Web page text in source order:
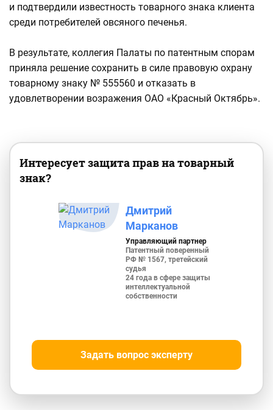
и подтвердили известность товарного знака клиента
среди потребителей овсяного печенья.
В результате, коллегия Палаты по патентным спорам
приняла решение сохранить в силе правовую охрану
товарному знаку № 555560 и отказать в
удовлетворении возражения ОАО «Красный Октябрь».
Интересует защита прав на товарный
знак?
Дмитрий
Марканов
Управляющий партнер
Патентный поверенный
РФ № 1567, третейский
судья
24 года в сфере защиты
интеллектуальной
собственности
Задать вопрос эксперту